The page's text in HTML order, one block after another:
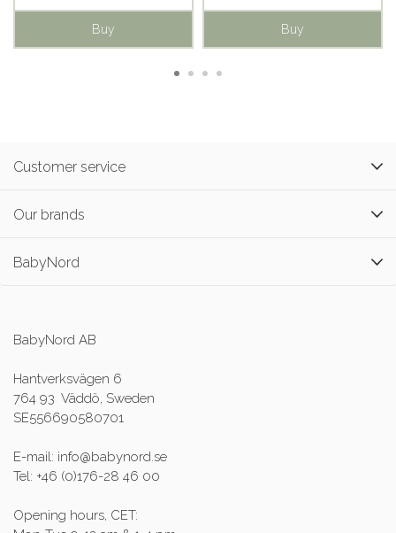
Buy Buy
Customer service
Our brands
BabyNord
BabyNord AB
Hantverksvägen 6
764 93 Väddö, Sweden
SE556690580701
E-mail: info@babynord.se
Tel: +46 (0)176-28 46 00
Opening hours, CET: